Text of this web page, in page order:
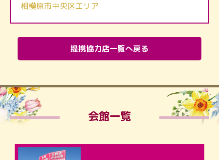
相模原市中央区エリア
提携協力店一覧へ戻る
会館一覧